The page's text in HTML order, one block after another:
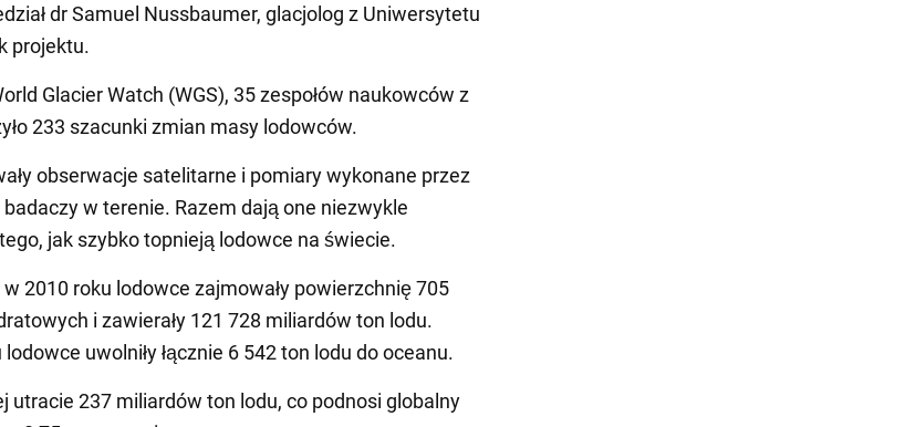
dr Samuel Nussbaumer, glacjolog z Uniwersytetu
projektu.
Glacier Watch (WGS), 35 zespołów naukowców z
233 szacunki zmian masy lodowców.
obserwacje satelitarne i pomiary wykonane przez
w terenie. Razem dają one niezwykle
jak szybko topnieją lodowce na świecie.
w 2010 roku lodowce zajmowały powierzchnię 705
i zawierały 121 728 miliardów ton lodu.
uwolniły łącznie 6 542 ton lodu do oceanu.
utracie 237 miliardów ton lodu, co podnosi globalny